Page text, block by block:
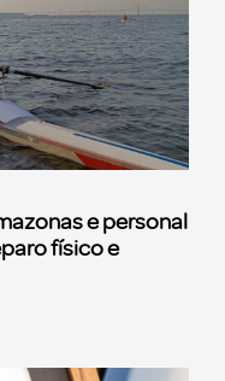
e personal
físico e